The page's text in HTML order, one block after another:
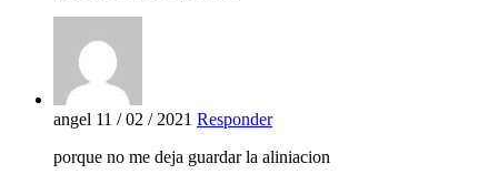
angel 11 / 02 / 2021 Responder
porque no me deja guardar la aliniacion